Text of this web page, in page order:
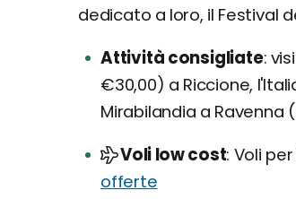
dedicato a loro, il Festival
Attività consigliate
€30,00) a Riccione,
Mirabilandia a
Voli low cost Voli per
offerte